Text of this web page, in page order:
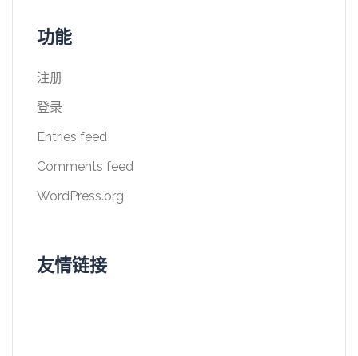
功能
注册
登录
Entries feed
Comments feed
WordPress.org
友情链接